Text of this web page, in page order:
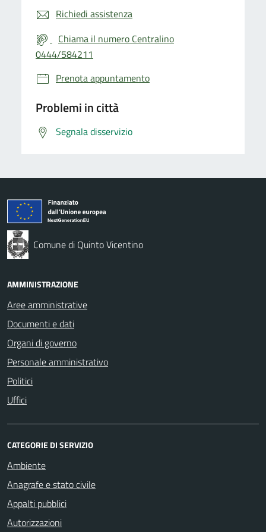
Richiedi assistenza
Chiama il numero Centralino
0444/584211
Prenota appuntamento
Problemi in città
Segnala disservizio
Comune di Quinto Vicentino
AMMINISTRAZIONE
Aree amministrative
Documenti e dati
Organi di governo
Personale amministrativo
Politici
Uffici
CATEGORIE DI SERVIZIO
Ambiente
Anagrafe e stato civile
Appalti pubblici
Autorizzazioni